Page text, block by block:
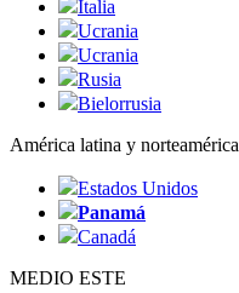
Italia
Ucrania
Ucrania
Rusia
Bielorrusia
América latina y norteamérica
Estados Unidos
Panamá
Canadá
MEDIO ESTE